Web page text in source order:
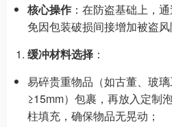
核心操作 ：在防盗基础上，
免因包装破损间接增加被盗风
缓冲材料选择 ：
易碎贵重物品（如古董、玻
≥15mm）包裹，再放入定制
柱填充，确保物品无晃动；